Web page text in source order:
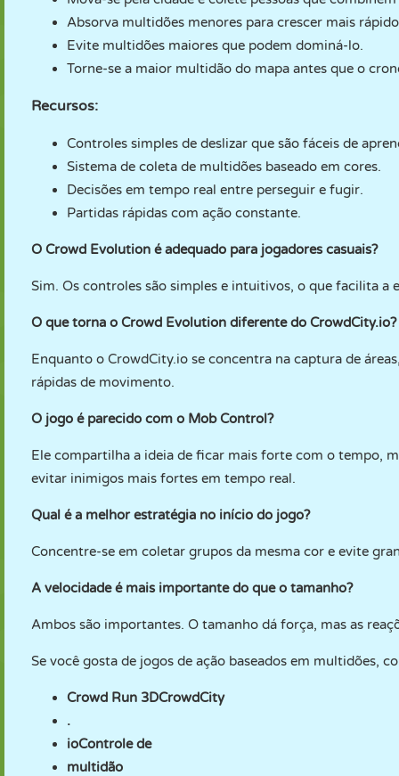
Absorva multidões menores para crescer mais
Evite multidões maiores que podem dominá-lo.
Torne-se a maior multidão do mapa antes que o
Recursos:
Controles simples de deslizar que são fáceis de
Sistema de coleta de multidões baseado em cores.
Decisões em tempo real entre perseguir e fugir.
Partidas rápidas com ação constante.
O Crowd Evolution é adequado para jogadores casuais?
Sim. Os controles são simples e intuitivos, o que facilita a
O que torna o Crowd Evolution diferente do CrowdCity.io?
Enquanto o CrowdCity.io se concentra na captura de
rápidas de movimento.
O jogo é parecido com o Mob Control?
Ele compartilha a ideia de ficar mais forte com o tempo,
evitar inimigos mais fortes em tempo real.
Qual é a melhor estratégia no início do jogo?
Concentre-se em coletar grupos da mesma cor e evite
A velocidade é mais importante do que o tamanho?
Ambos são importantes. O tamanho dá força, mas as
Se você gosta de jogos de ação baseados em multidões,
Crowd Run 3DCrowdCity
.
ioControle de
multidão